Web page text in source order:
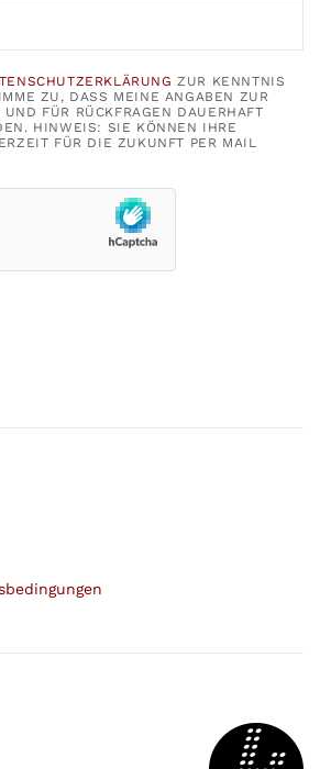
ZUR KENNTNIS
ZU, DASS MEINE ANGABEN ZUR
UND FÜR RÜCKFRAGEN DAUERHAFT
HINWEIS: SIE KÖNNEN IHRE
FÜR DIE ZUKUNFT PER MAIL